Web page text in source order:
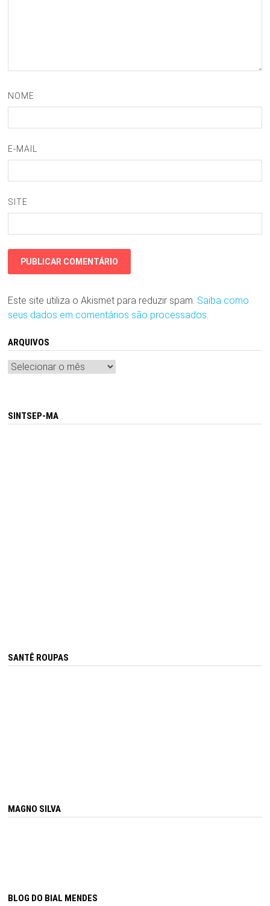
NOME
E-MAIL
SITE
Este site utiliza o Akismet para reduzir spam. Saiba como
seus dados em comentários são processados
ARQUIVOS
Arquivos
SINTSEP-MA
SANTÊ ROUPAS
MAGNO SILVA
BLOG DO BIAL MENDES